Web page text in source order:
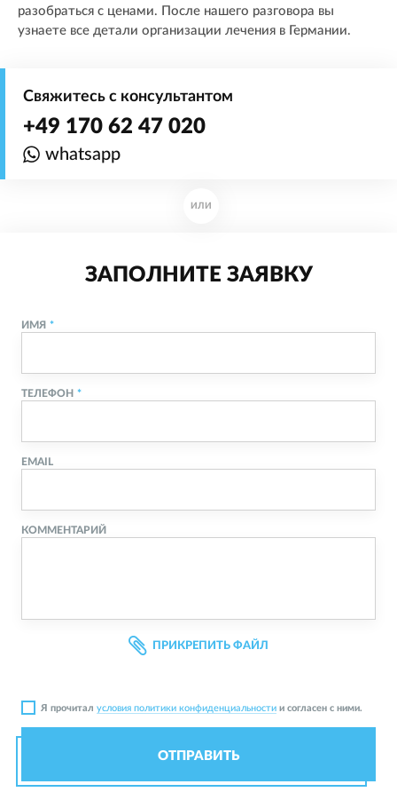
разобраться с ценами. После нашего разговора вы
узнаете все детали организации лечения в Германии.
Свяжитесь с консультантом
+49 170 62 47 020
whatsapp
ИЛИ
ЗАПОЛНИТЕ ЗАЯВКУ
ИМЯ
ТЕЛЕФОН
EMAIL
КОММЕНТАРИЙ
ПРИКРЕПИТЬ ФАЙЛ
Я прочитал условия политики конфиденциальности и согласен с ними.
ОТПРАВИТЬ